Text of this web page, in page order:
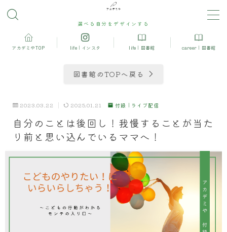
選べる自分をデザインする
MENU
産後におすすめ
アロマ・ハーブ・栄養
アカデミやTOP life｜インスタ life｜図書館 career｜図書館
図書館のTOPへ戻る
2023.03.22 2025.01.21 付録｜ライブ配信
自分のことは後回し！我慢することが当た
り前と思い込んでいるママへ！